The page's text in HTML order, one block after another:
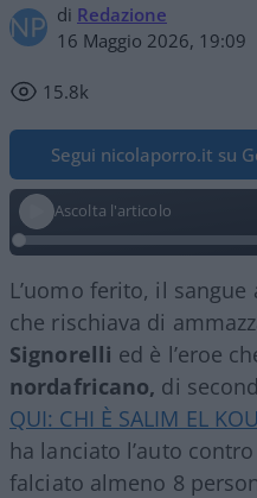
di Redazione
16 Maggio 2026, 19:09
15.8k
Segui nicolaporro.it su
Ascolta l'articolo
L’uomo ferito, il
che rischiava di
Signorelli ed è l’eroe
nordafricano, di
QUI: CHI È SALIM EL
ha lanciato l’auto
falciato almeno 8